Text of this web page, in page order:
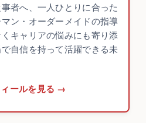
者へ、一人ひとりに合った
ン・オーダーメイドの指導
キャリアの悩みにも寄り添
自信を持って活躍できる未
ールを見る